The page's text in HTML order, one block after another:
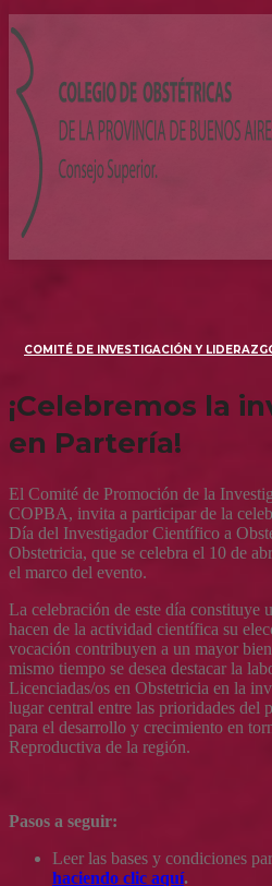
COMITÉ DE INVESTIGACIÓN Y
¡Celebremos la
en Partería!
El Comité de Promoción de la
COPBA, invita a participar de la
Día del Investigador Científico a
Obstetricia, que se celebra el 10 de
el marco del evento.
La celebración de este día constituye
hacen de la actividad científica su
vocación contribuyen a un mayor
mismo tiempo se desea destacar la
Licenciadas/os en Obstetricia en la
lugar central entre las prioridades del
para el desarrollo y crecimiento en
Reproductiva de la región.
Pasos a seguir:
Leer las bases y condiciones
haciendo clic aquí.